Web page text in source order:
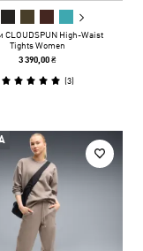
CLOUDSPUN High-Waist
Tights Women
3 390,00 ₴
(3)